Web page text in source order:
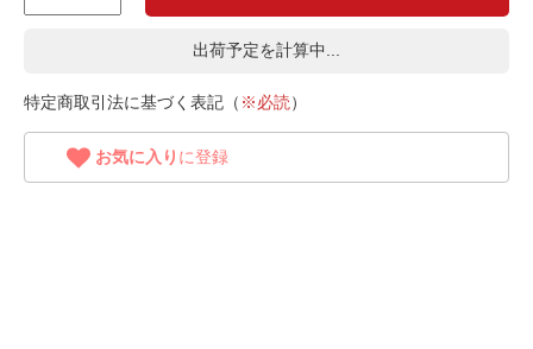
出荷予定を計算中...
特定商取引法に基づく表記（ ※必読）
お気に入り に登録